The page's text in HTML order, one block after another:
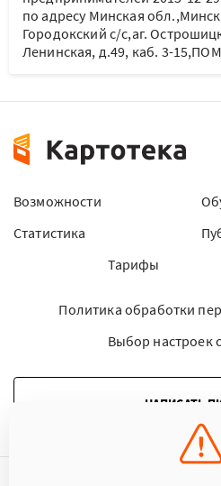
по адресу Минская
Городокский с/с,аг.
Ленинская, д.49, каб. 3-
Возможности
Статистика
Тарифы
Политика обработки
Выбор настроек
НАПИСАТЬ